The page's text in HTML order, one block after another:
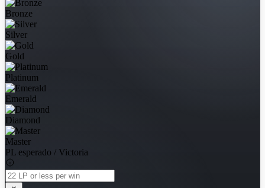
Bronze
Silver
Gold
Platinum
Emerald
Diamond
Master
PL esperado / Victoria